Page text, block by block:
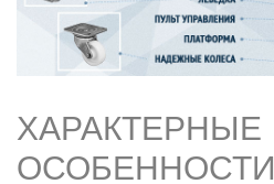
ХАРАКТЕРНЫЕ
ОСОБЕННОСТИ